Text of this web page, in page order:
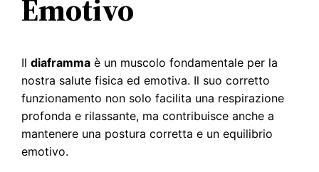
Emotivo
Ildiaframma è un muscolo fondamentale per la
nostra salute fisica ed emotiva. Il suo corretto
funzionamento non solo facilita una respirazione
profonda e rilassante, ma contribuisce anche a
mantenere una postura corretta e un equilibrio
emotivo.